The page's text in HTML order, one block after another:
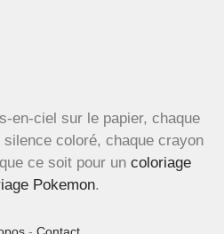
en-ciel sur le papier, chaque
coloré, chaque crayon
ce soit pour un coloriage
Pokemon.
- Contact